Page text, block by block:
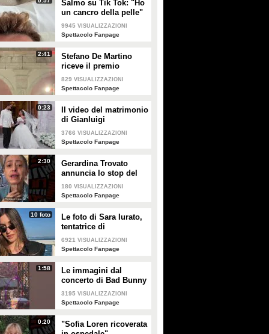
Salmo su Tik Tok: "Ho
un cancro della pelle"
e apre al dibattito sulle
creme solari
9945 VISUALIZZAZIONI
Spettacolo Fanpage
2:41
Stefano De Martino
riceve il premio
intitolato al padre
Enrico
829 VISUALIZZAZIONI
Spettacolo Fanpage
0:23
Il video del matrimonio
di Gianluigi
Donnarumma e Alessia
Elefante
3766 VISUALIZZAZIONI
Spettacolo Fanpage
2:30
Gerardina Trovato
annuncia lo stop del
tour per problemi di
salute
180 VISUALIZZAZIONI
Spettacolo Fanpage
10 foto
Le foto di Sara Iurato,
tentatrice di
Temptation Island 2026
6921 VISUALIZZAZIONI
Spettacolo Fanpage
1:58
Le immagini dal
concerto di Bad Bunny
a Milano
3195 VISUALIZZAZIONI
Spettacolo Fanpage
0:20
"Sofia Loren ricoverata